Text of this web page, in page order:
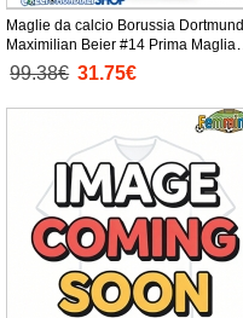
Maglie da calcio Borussia Dortmund
Maximilian Beier #14 Prima Maglia
Femminile 2025-26 Manica Corta
99.38€ 31.75€